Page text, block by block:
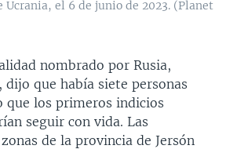
Ucrania, el 6 de junio de 2023. (Planet
nombrado por Rusia,
que había siete personas
que los primeros indicios
seguir con vida. Las
de la provincia de Jersón